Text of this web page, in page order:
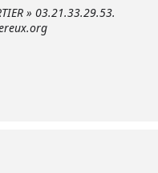
» 03.21.33.29.53.